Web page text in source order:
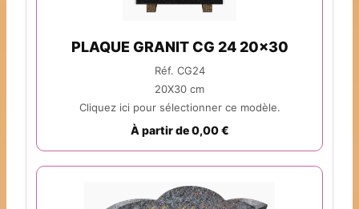
PLAQUE GRANIT CG 24 20x30
Réf. CG24
20X30 cm
Cliquez ici pour sélectionner ce modèle.
À partir de 0,00 €